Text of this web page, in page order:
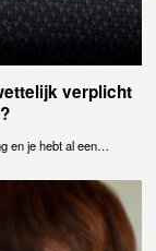
verplicht
en je hebt al een…